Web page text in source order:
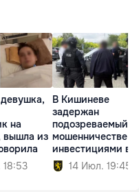
на
вышла из
В Кишиневе
задержан
подозреваемый в
мошенничестве с
инвестициями в
недвижимость
14 Июл. 19:45